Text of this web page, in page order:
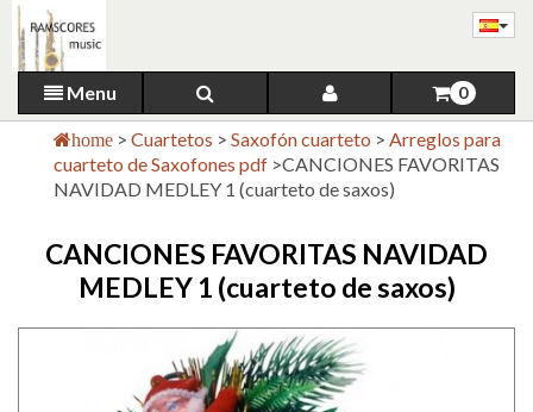
Menu 0
home > Cuartetos > Saxofón cuarteto > Arreglos para
cuarteto de Saxofones pdf >CANCIONES FAVORITAS
NAVIDAD MEDLEY 1 (cuarteto de saxos)
CANCIONES FAVORITAS NAVIDAD
MEDLEY 1 (cuarteto de saxos)